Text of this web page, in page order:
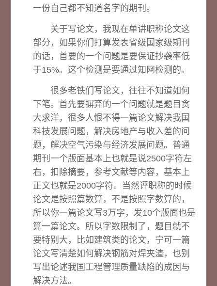
一份自己都不知道名字的期刊。
关于写论文，我现在单讲职称论文这
部分，如果你们打算发表省级国家级期刊
的话，首要的一个问题是要保证抄袭率低
于15%。这个检测是要通过知网检测的。
很多老铁们写论文，往往不知道如何
下笔。首先要摒弃的一个问题就是题目贪
大求洋，很多人恨不得一篇论文解决我国
科技发展问题，解决房地产与收入差的问
题，解决空气污染与经济发展问题。普通
期刊一个版面基本上也就是说2500字符左
右，扣除摘要，参考文献等内容，基本上
正文也就是2000字符。当然评职称的时候
论文是按照篇数算，不是按照字数算的，
所以你一篇论文写3万字，发10个版面也是
算一篇论文。所以字数限制了，题目就不
要特别大，比如建筑类的论文，宁可一篇
论文写清楚如何解决钢筋对焊夹渣，也别
写出论述我国工程管理质量缺陷的成因与
解决方法。